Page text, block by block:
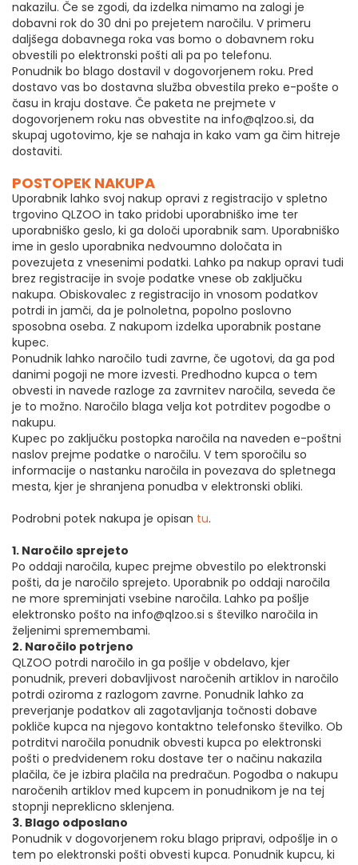
nakazilu. Če se zgodi, da izdelka nimamo na zalogi je
dobavni rok do 30 dni po prejetem naročilu. V primeru
daljšega dobavnega roka vas bomo o dobavnem roku
obvestili po elektronski pošti ali pa po telefonu.
Ponudnik bo blago dostavil v dogovorjenem roku. Pred
dostavo vas bo dostavna služba obvestila preko e-pošte o
času in kraju dostave. Če paketa ne prejmete v
dogovorjenem roku nas obvestite na info@qlzoo.si, da
skupaj ugotovimo, kje se nahaja in kako vam ga čim hitreje
dostaviti.
POSTOPEK NAKUPA
Uporabnik lahko svoj nakup opravi z registracijo v spletno
trgovino QLZOO in tako pridobi uporabniško ime ter
uporabniško geslo, ki ga določi uporabnik sam. Uporabniško
ime in geslo uporabnika nedvoumno določata in
povezujeta z vnesenimi podatki. Lahko pa nakup opravi tudi
brez registracije in svoje podatke vnese ob zaključku
nakupa. Obiskovalec z registracijo in vnosom podatkov
potrdi in jamči, da je polnoletna, popolno poslovno
sposobna oseba. Z nakupom izdelka uporabnik postane
kupec.
Ponudnik lahko naročilo tudi zavrne, če ugotovi, da ga pod
danimi pogoji ne more izvesti. Predhodno kupca o tem
obvesti in navede razloge za zavrnitev naročila, seveda če
je to možno. Naročilo blaga velja kot potrditev pogodbe o
nakupu.
Kupec po zaključku postopka naročila na naveden e-poštni
naslov prejme podatke o naročilu. V tem sporočilu so
informacije o nastanku naročila in povezava do spletnega
mesta, kjer je shranjena ponudba v elektronski obliki.
Podrobni potek nakupa je opisan tu.
1. Naročilo sprejeto
Po oddaji naročila, kupec prejme obvestilo po elektronski
pošti, da je naročilo sprejeto. Uporabnik po oddaji naročila
ne more spreminjati vsebine naročila. Lahko pa pošlje
elektronsko pošto na info@qlzoo.si s številko naročila in
željenimi spremembami.
2. Naročilo potrjeno
QLZOO potrdi naročilo in ga pošlje v obdelavo, kjer
ponudnik, preveri dobavljivost naročenih artiklov in naročilo
potrdi oziroma z razlogom zavrne. Ponudnik lahko za
preverjanje podatkov ali zagotavljanja točnosti dobave
pokliče kupca na njegovo kontaktno telefonsko številko. Ob
potrditvi naročila ponudnik obvesti kupca po elektronski
pošti o predvidenem roku dostave ter o načinu nakazila
plačila, če je izbira plačila na predračun. Pogodba o nakupu
naročenih artiklov med kupcem in ponudnikom je na tej
stopnji nepreklicno sklenjena.
3. Blago odposlano
Ponudnik v dogovorjenem roku blago pripravi, odpošlje in o
tem po elektronski pošti obvesti kupca. Ponudnik kupcu, ki